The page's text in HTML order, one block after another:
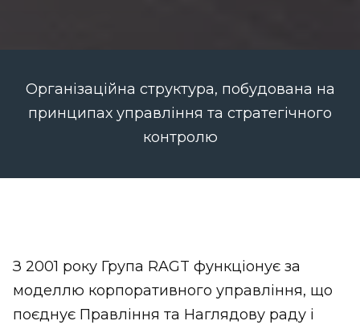
Організаційна структура, побудована на
принципах управління та стратегічного
контролю
З 2001 року Група RAGT функціонує за
моделлю корпоративного управління, що
поєднує Правління та Наглядову раду і